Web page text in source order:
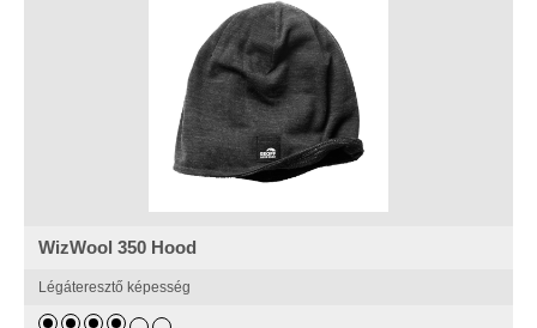
WizWool 350 Hood
Légáteresztő képesség